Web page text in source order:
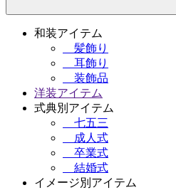
和装アイテム
髪飾り
耳飾り
装飾品
洋装アイテム
式典別アイテム
七五三
成人式
卒業式
結婚式
イメージ別アイテム